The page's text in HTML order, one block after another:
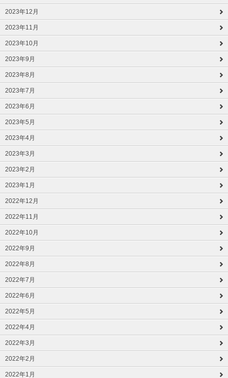
2023年12月
2023年11月
2023年10月
2023年9月
2023年8月
2023年7月
2023年6月
2023年5月
2023年4月
2023年3月
2023年2月
2023年1月
2022年12月
2022年11月
2022年10月
2022年9月
2022年8月
2022年7月
2022年6月
2022年5月
2022年4月
2022年3月
2022年2月
2022年1月